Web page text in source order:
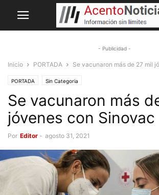
- Publicidad -
Inicio PORTADA Se vacunaron más de 27 mil
PORTADA Sin Categoria
Se vacunaron más
jóvenes con Sinovac
Por Editor - agosto 31, 2021